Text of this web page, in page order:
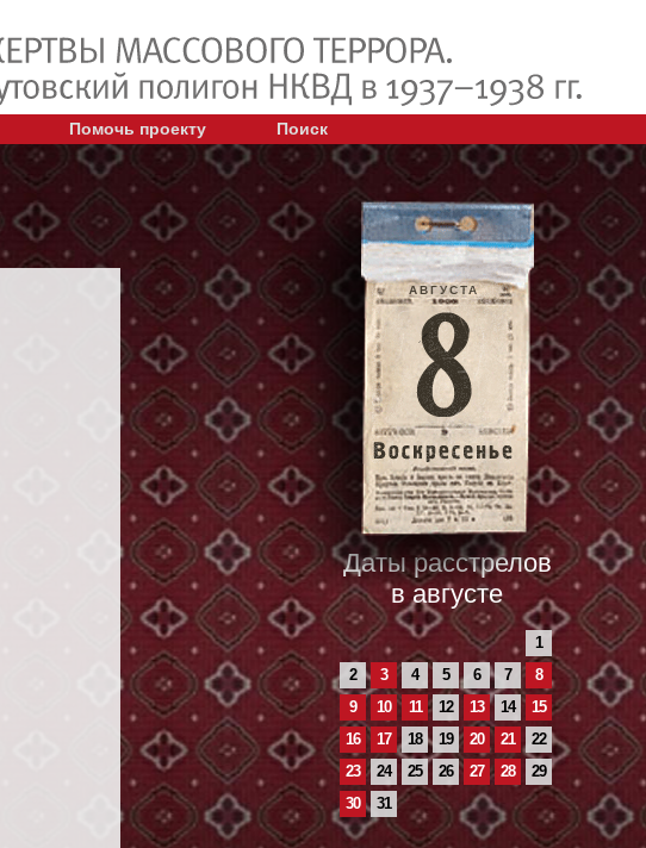
Помочь проекту Поиск
АВГУСТА
Даты расстрелов
в августе
1
2
3 4 5 6 7
8
9
10 11 12 13 14
15
16
17 18 19 20 21
22
23
24 25 26 27 28
29
30
31